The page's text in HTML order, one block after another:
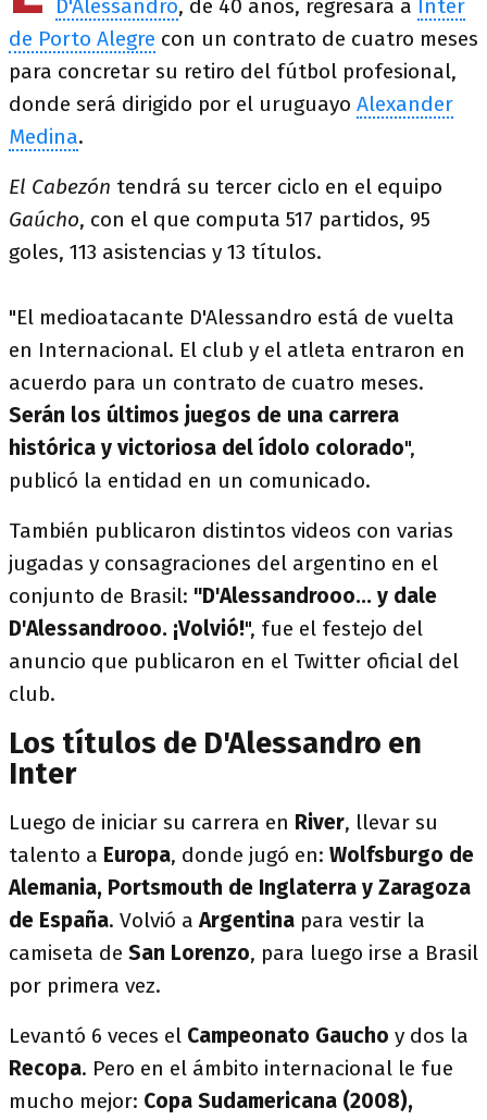
D'Alessandro, de 40 años, regresará a Inter
de Porto Alegre con un contrato de cuatro meses
para concretar su retiro del fútbol profesional,
donde será dirigido por el uruguayo Alexander
Medina.
El Cabezón tendrá su tercer ciclo en el equipo
Gaúcho, con el que computa 517 partidos, 95
goles, 113 asistencias y 13 títulos.
"El medioatacante D'Alessandro está de vuelta
en Internacional. El club y el atleta entraron en
acuerdo para un contrato de cuatro meses.
Serán los últimos juegos de una carrera
histórica y victoriosa del ídolo colorado",
publicó la entidad en un comunicado.
También publicaron distintos videos con varias
jugadas y consagraciones del argentino en el
conjunto de Brasil: "D'Alessandrooo... y dale
D'Alessandrooo. ¡Volvió!", fue el festejo del
anuncio que publicaron en el Twitter oficial del
club.
Los títulos de D'Alessandro en
Inter
Luego de iniciar su carrera en River, llevar su
talento a Europa, donde jugó en: Wolfsburgo de
Alemania, Portsmouth de Inglaterra y Zaragoza
de España. Volvió aArgentina para vestir la
camiseta de San Lorenzo, para luego irse a Brasil
por primera vez.
Levantó 6 veces el Campeonato Gaucho y dos la
Recopa. Pero en el ámbito internacional le fue
mucho mejor: Copa Sudamericana (2008),